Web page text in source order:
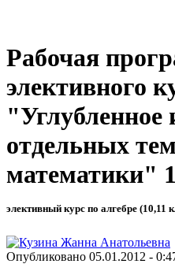
Рабочая
элективного
"Углубленное
отдельных
математики"
элективный курс по алгебре (10,11
Опубликовано 05.01.2012 -